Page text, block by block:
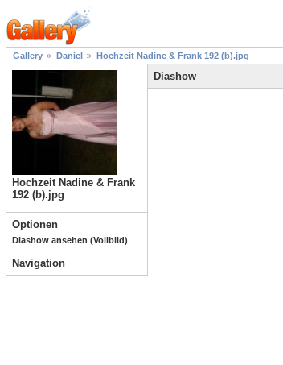
Gallery Daniel Hochzeit Nadine & Frank 192 (b).jpg
Hochzeit Nadine & Frank
192 (b).jpg
Optionen
Diashow ansehen (Vollbild)
Navigation
Diashow